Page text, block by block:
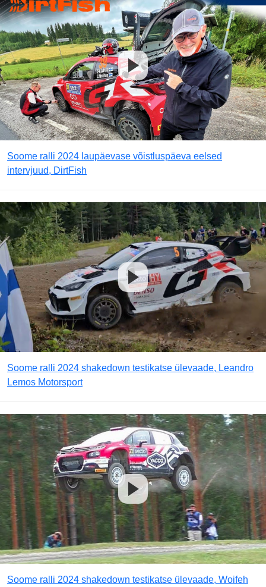
Soome ralli 2024 laupäevase võistluspäeva eelsed
intervjuud, DirtFish
Soome ralli 2024 shakedown testikatse ülevaade, Leandro
Lemos Motorsport
Soome ralli 2024 shakedown testikatse ülevaade, Woifeh